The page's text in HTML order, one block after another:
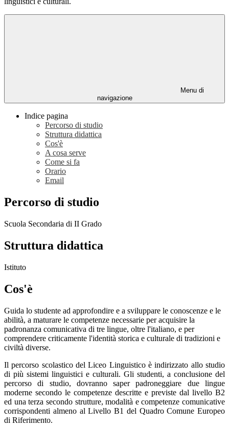
Menu di
navigazione
Indice pagina
Percorso di studio
Struttura didattica
Cos'è
A cosa serve
Come si fa
Orario
Email
Percorso di studio
Scuola Secondaria di II Grado
Struttura didattica
Istituto
Cos'è
Guida lo studente ad approfondire e a sviluppare le conoscenze e le
abilità, a maturare le competenze necessarie per acquisire la
padronanza comunicativa di tre lingue, oltre l'italiano, e per
comprendere criticamente l'identità storica e culturale di tradizioni e
civiltà diverse.
Il percorso scolastico del Liceo Linguistico è indirizzato allo studio
di più sistemi linguistici e culturali. Gli studenti, a conclusione del
percorso di studio, dovranno saper padroneggiare due lingue
moderne secondo le competenze descritte e previste dal livello B2
ed una terza secondo strutture, modalità e competenze comunicative
corrispondenti almeno al Livello B1 del Quadro Comune Europeo
di Riferimento.